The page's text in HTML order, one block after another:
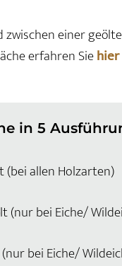
einer
erfahren Siehier
in 5
(bei allen Holzarten)
(nur bei Eiche/
bei Eiche/